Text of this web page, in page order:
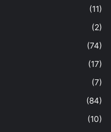
(11)
(2)
(74)
(17)
(7)
(84)
(10)